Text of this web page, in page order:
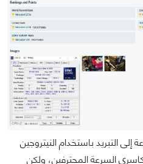
التبريد باستخدام النيتروجين
السرعة المحترفين، ولكن